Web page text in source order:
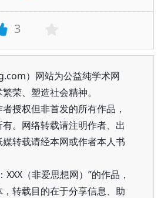
3
）网站为公益纯学术网
荣、塑造社会精神。
授权但非首发的所有作品，
。网络转载请注明作者、出
转载请经本网或作者本人书
XXX（非爱思想网）”的作品，
转载目的在于分享信息、助